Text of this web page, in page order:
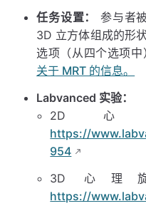
任务设置：
参与者
3D 立方体组成的形
选项（从四个选项中
关于 MRT 的信息。
Labvanced 实验：
2D
https://
954
3D 心理
https://